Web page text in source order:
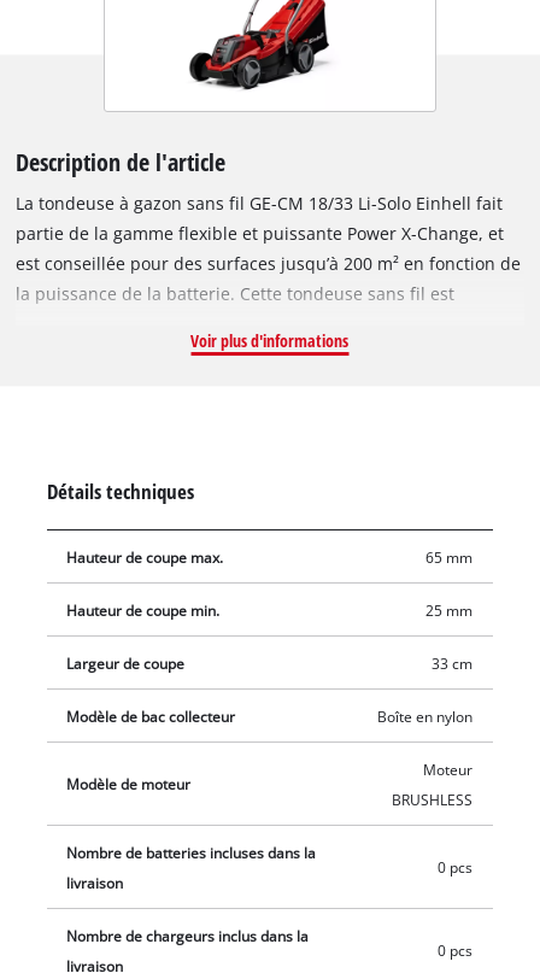
Description de l'article
La tondeuse à gazon sans fil GE-CM 18/33 Li-Solo Einhell fait
partie de la gamme flexible et puissante Power X-Change, et
est conseillée pour des surfaces jusqu’à 200 m² en fonction de
la puissance de la batterie. Cette tondeuse sans fil est
Einhell avec une durée de vie et de fonctionnement plus
hauteurs qui se manœuvre facilement, et d’un bac de bonne
taille avec indicateur du niveau de remplissage. La tondeuse
est équipée d’un carter plastique haute qualité résistant aux
lors du rangement. La tondeuse se déplace facilement grâce à
la poignée de transport intégrée. La tondeuse sans fil
fonctionne avec une batterie 18 V de la gamme flexible Power
X-Change. La batterie et le chargeur sont disponibles
séparément, notamment dans le Starter Kit, très pratique.
Voir plus d'informations
Détails techniques
Hauteur de coupe max. 65 mm
Hauteur de coupe min. 25 mm
Largeur de coupe 33 cm
Modèle de bac collecteur Boîte en nylon
Modèle de moteur
Moteur
BRUSHLESS
Nombre de batteries incluses dans la
livraison
0 pcs
Nombre de chargeurs inclus dans la
livraison
0 pcs